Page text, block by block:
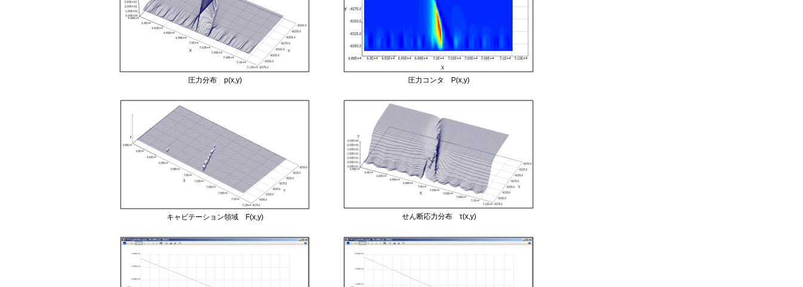
圧力分布 p(x,y) 圧力コンタ P(x,y)
キャビテーション領域 F(x,y) せん断応力分布 τ(x,y)